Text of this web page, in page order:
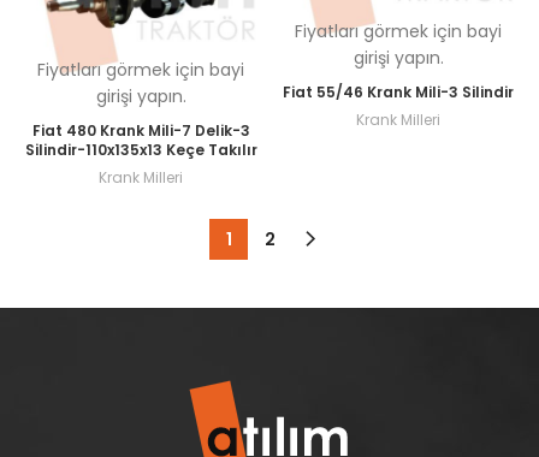
Fiyatları görmek için bayi
girişi yapın.
Fiat 55/46 Krank Mili-3 Silindir
Krank Milleri
Fiyatları görmek için bayi
girişi yapın.
Fiat 480 Krank Mili-7 Delik-3
Silindir-110x135x13 Keçe Takılır
Krank Milleri
1 2